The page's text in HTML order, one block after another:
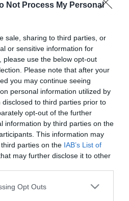
Not Process My Personal
sale, sharing to third parties, or
or sensitive information for
please use the below opt-out
Please note that after your
you may continue seeing
personal information utilized by
to third parties prior to
opt-out of the further
information by third parties on the
This information may
parties on the IAB’s List of
may further disclose it to other
app uses one or more Google
Opt Outs
Επιγονατίδες Προστασίας
INGCO